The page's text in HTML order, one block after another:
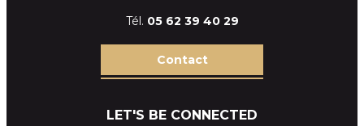
Tél. 05 62 39 40 29
Contact
LET'S BE CONNECTED